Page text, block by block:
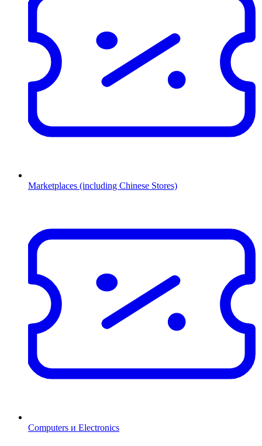
Marketplaces (including Chinese Stores)
Computers и Electronics